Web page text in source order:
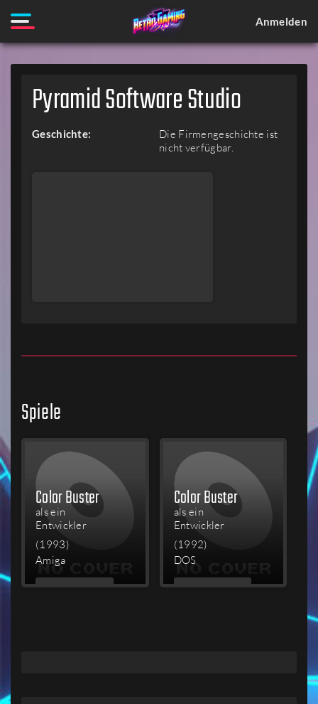
Anmelden
Pyramid Software Studio
Geschichte:
Die Firmengeschichte ist
nicht verfügbar.
Spiele
Color Buster
als ein
Entwickler
(1993)
Amiga
MEHR
Color Buster
als ein
Entwickler
(1992)
DOS
MEHR